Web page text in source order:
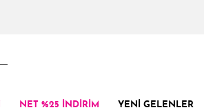
NET %25 İNDİRİM YENİ GELENLER